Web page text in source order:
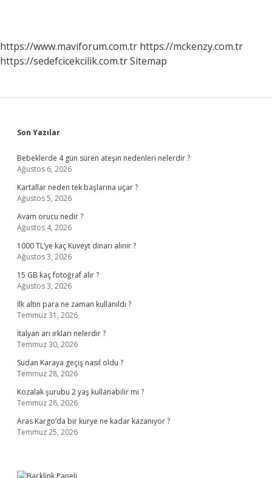
https://www.maviforum.com.tr https://mckenzy.com.tr
https://sedefcicekcilik.com.trSitemap
Sidebar
Son Yazılar
Bebeklerde 4 gün süren ateşin nedenleri nelerdir ?
Ağustos 6, 2026
Kartallar neden tek başlarına uçar ?
Ağustos 5, 2026
Avam orucu nedir ?
Ağustos 4, 2026
1000 TL’ye kaç Kuveyt dinarı alınır ?
Ağustos 3, 2026
15 GB kaç fotoğraf alır ?
Ağustos 3, 2026
İlk altın para ne zaman kullanıldı ?
Temmuz 31, 2026
İtalyan arı ırkları nelerdir ?
Temmuz 30, 2026
Sudan Karaya geçiş nasıl oldu ?
Temmuz 28, 2026
Kozalak şurubu 2 yaş kullanabilir mi ?
Temmuz 26, 2026
Aras Kargo’da bir kurye ne kadar kazanıyor ?
Temmuz 25, 2026